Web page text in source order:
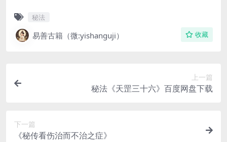
秘法
易善古籍（微:yishanguji） 收藏
上一篇
秘法《天‮三罡‬十六》百度网盘下载
下一篇
《秘传看伤治而不治之症》